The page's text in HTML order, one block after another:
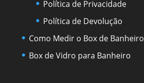
Política de Privacidade
Política de Devolução
Como Medir o Box de Banheiro
Box de Vidro para Banheiro